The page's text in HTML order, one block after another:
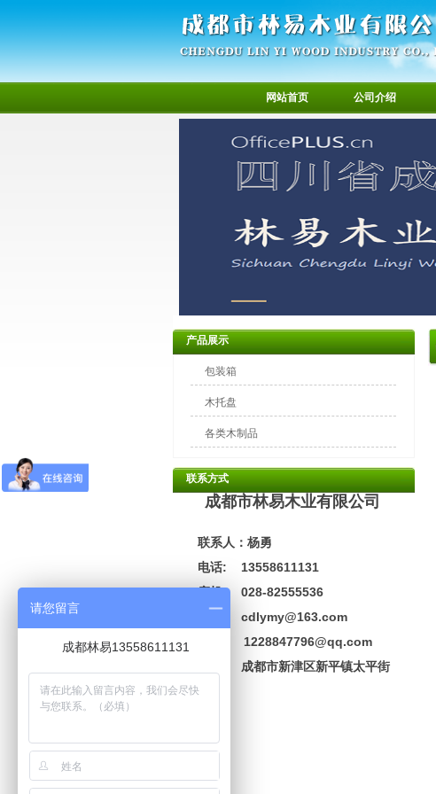
网站首页 公司介绍
产品展示
包装箱
木托盘
各类木制品
联系方式
成都市林易木业有限公司
联系人：杨勇
电话: 13558611131
座机: 028-82555536
邮箱: cdlymy@163.com
1228847796@qq.com
成都市新津区新平镇太平街
请您留言
成都林易13558611131